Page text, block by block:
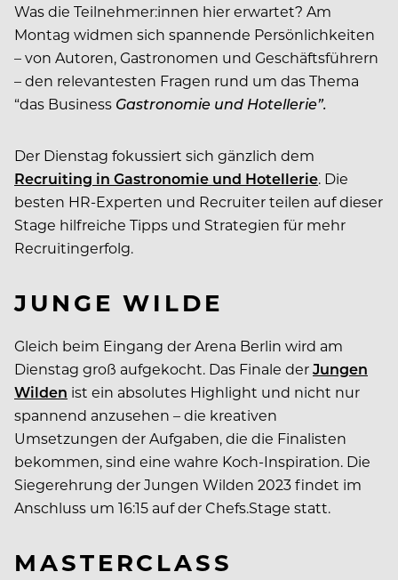
Was die Teilnehmer:innen hier erwartet? Am
Montag widmen sich spannende Persönlichkeiten
– von Autoren, Gastronomen und Geschäftsführern
– den relevantesten Fragen rund um das Thema
“das Business Gastronomie und Hotellerie”.
Der Dienstag fokussiert sich gänzlich dem
Recruiting in Gastronomie und Hotellerie. Die
besten HR-Experten und Recruiter teilen auf dieser
Stage hilfreiche Tipps und Strategien für mehr
Recruitingerfolg.
JUNGE WILDE
Gleich beim Eingang der Arena Berlin wird am
Dienstag groß aufgekocht. Das Finale derJungen
Wilden ist ein absolutes Highlight und nicht nur
spannend anzusehen – die kreativen
Umsetzungen der Aufgaben, die die Finalisten
bekommen, sind eine wahre Koch-Inspiration. Die
Siegerehrung der Jungen Wilden 2023 findet im
Anschluss um 16:15 auf der Chefs.Stage statt.
MASTERCLASS